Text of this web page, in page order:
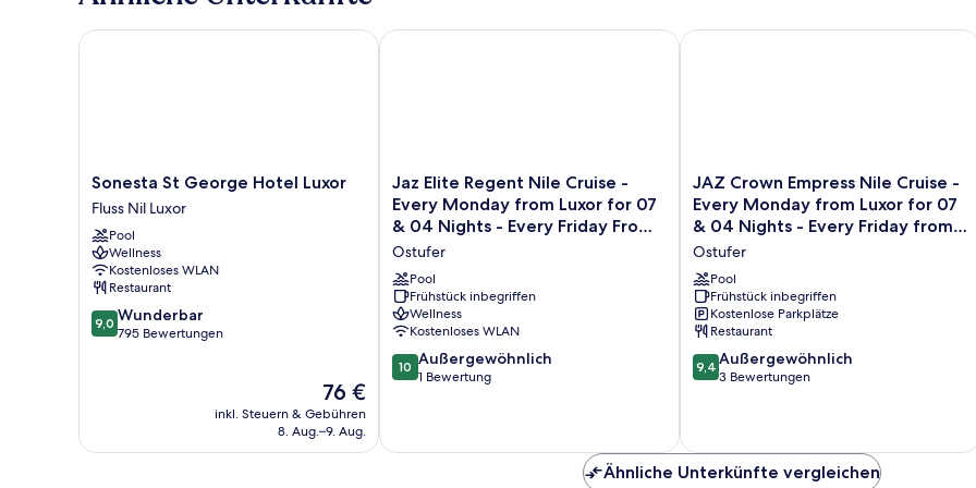
Sonesta
St
George
Hotel
Luxor
Fluss
Nil
Luxor
Sonesta St George Hotel Luxor
Fluss Nil Luxor
Pool
Wellness
Kostenloses WLAN
Restaurant
9.0
von
9,0 Wunderbar
795 Bewertungen
Der
Preis
beträgt
76 €
inkl. Steuern & Gebühren
8. Aug.–9. Aug.
Sonesta St George Hotel Luxor
Jaz
Elite
Regent
Nile
Cruise
-
Every
Monday
from
Luxor
for
Nights
Jaz Elite Regent Nile Cruise -
Every Monday from Luxor for 07
& 04 Nights - Every Friday From
Aswan for 03 Nights
Ostufer
Pool
Frühstück inbegriffen
Wellness
Kostenloses WLAN
10.0
von
Bewertung
10 Außergewöhnlich
1 Bewertung
Jaz Elite Regent Nile Cruise - Every Monday from Luxor for 07 & 04
JAZ
Crown
Empress
Nile
Cruise
-
Every
Monday
from
Luxor
for
Nights
-
JAZ Crown Empress Nile Cruise -
Every Monday from Luxor for 07
& 04 Nights - Every Friday from
Aswan for 03 Nights
Ostufer
Pool
Frühstück inbegriffen
Kostenlose Parkplätze
Restaurant
9.4
von
Bewertungen
9,4 Außergewöhnlich
3 Bewertungen
JAZ Crown Empress Nile Cruise -
Ähnliche Unterkünfte vergleichen